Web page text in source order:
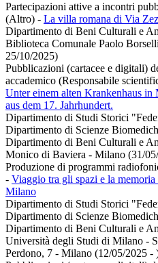
Partecipazioni attive a incontri
(Altro) - La villa romana di Via
Dipartimento di Beni Culturali e
Biblioteca Comunale Paolo
25/10/2025)
Pubblicazioni (cartacee e digitali)
accademico (Responsabile
Unter einem alten Krankenhaus in
aus dem 17. Jahrhundert.
Dipartimento di Studi Storici
Dipartimento di Scienze
Dipartimento di Beni Culturali e
Monico di Baviera - Milano (31/
Produzione di programmi
- Viaggio tra gli spazi e la
Milano
Dipartimento di Studi Storici
Dipartimento di Scienze
Dipartimento di Beni Culturali e
Università degli Studi di Milano -
Perdono, 7 - Milano (12/05/2025 -